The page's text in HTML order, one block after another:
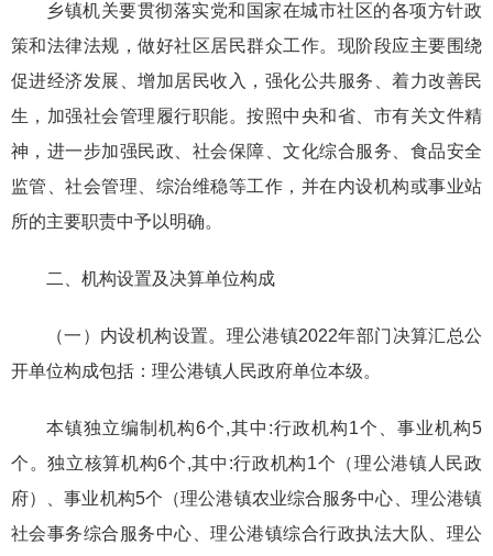
乡镇机关要贯彻落实党和国家在城市社区的各项方针政
策和法律法规，做好社区居民群众工作。现阶段应主要围绕
促进经济发展、增加居民收入，强化公共服务、着力改善民
生，加强社会管理履行职能。按照中央和省、市有关文件精
神，进一步加强民政、社会保障、文化综合服务、食品安全
监管、社会管理、综治维稳等工作，并在内设机构或事业站
所的主要职责中予以明确。
二、机构设置及决算单位构成
（一）内设机构设置。理公港镇2022年部门决算汇总公
开单位构成包括：理公港镇人民政府单位本级。
本镇独立编制机构6个,其中:行政机构1个、事业机构5
个。独立核算机构6个,其中:行政机构1个（理公港镇人民政
府）、事业机构5个（理公港镇农业综合服务中心、理公港镇
社会事务综合服务中心、理公港镇综合行政执法大队、理公